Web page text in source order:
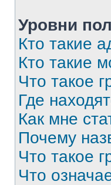
Уровни
Кто такие
Кто такие
Что такое
Где
Как мне
Почему
Что такое
Что